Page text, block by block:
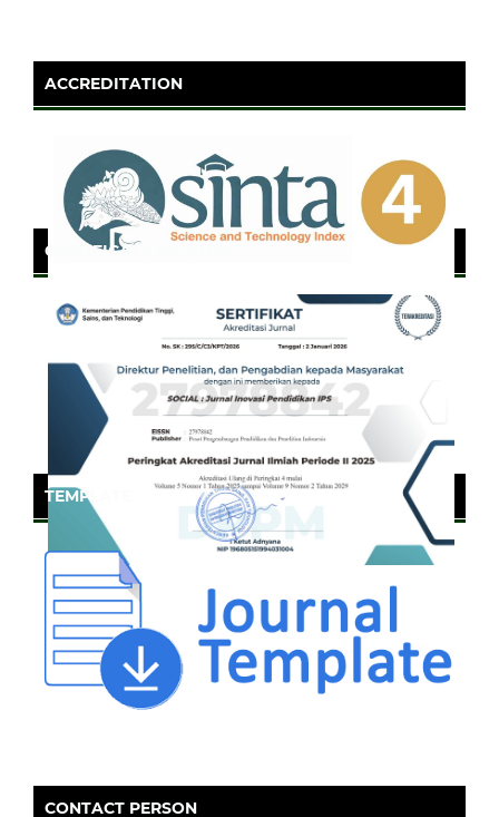
ACCREDITATION
CERTIFICATE OF SINTA
TEMPLATE
CONTACT PERSON